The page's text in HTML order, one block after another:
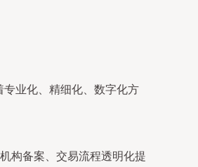
业化、精细化、数字化方
构备案、交易流程透明化提